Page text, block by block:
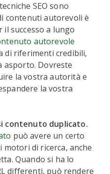
SEO sono
contenuti autorevoli è
successo a lungo
autorevole
di riferimenti credibili,
asporto. Dovreste
la vostra autorità e
la vostra
contenuto duplicato.
può avere un certo
motori di ricerca, anche
Quando si ha lo
differenti, può rendere